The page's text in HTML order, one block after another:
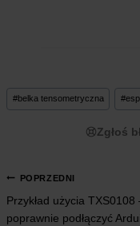
Tagi
wpisu:
#belka tensometryczna #
Zgłoś
NAWIGACJA
WPISU
POPRZEDNI
Przykład użycia TXS0108
poprawnie podłączyć